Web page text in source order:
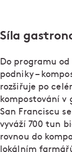
Síla
Do programu
podniky –
rozšiřuje po
kompostování
San Franciscu
vyváží 700 tun
rovnou do
lokálním